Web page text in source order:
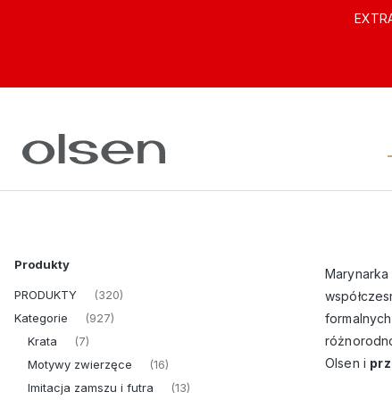
Produkty
PRODUKTY (320)
Kategorie (927)
Krata (7)
Motywy zwierzęce (16)
Imitacja zamszu i futra (13)
Olsen i